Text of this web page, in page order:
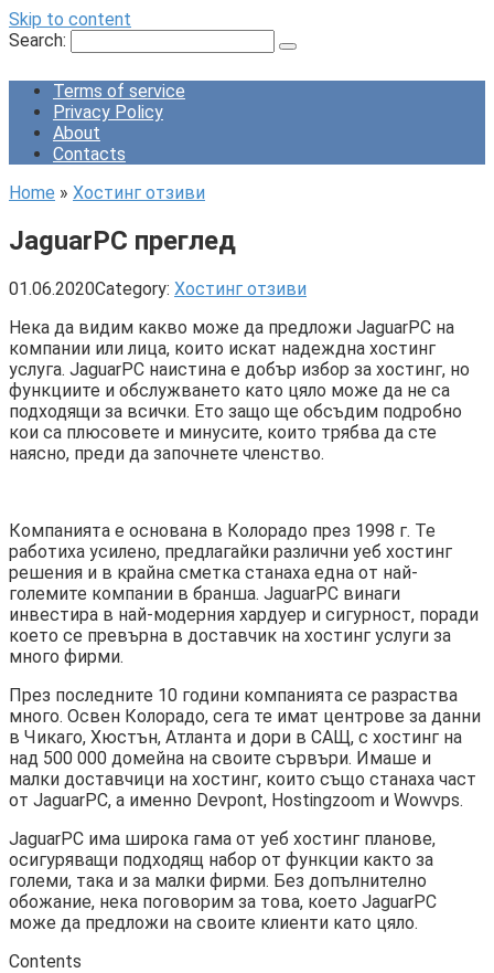
Skip to content
Search:
Terms of service
Privacy Policy
About
Contacts
Home » Хостинг отзиви
JaguarPC преглед
01.06.2020Category: Хостинг отзиви
Нека да видим какво може да предложи JaguarPC на
компании или лица, които искат надеждна хостинг
услуга. JaguarPC наистина е добър избор за хостинг, но
функциите и обслужването като цяло може да не са
подходящи за всички. Ето защо ще обсъдим подробно
кои са плюсовете и минусите, които трябва да сте
наясно, преди да започнете членство.
Компанията е основана в Колорадо през 1998 г. Те
работиха усилено, предлагайки различни уеб хостинг
решения и в крайна сметка станаха една от най-
големите компании в бранша. JaguarPC винаги
инвестира в най-модерния хардуер и сигурност, поради
което се превърна в доставчик на хостинг услуги за
много фирми.
През последните 10 години компанията се разраства
много. Освен Колорадо, сега те имат центрове за данни
в Чикаго, Хюстън, Атланта и дори в САЩ, с хостинг на
над 500 000 домейна на своите сървъри. Имаше и
малки доставчици на хостинг, които също станаха част
от JaguarPC, а именно Devpont, Hostingzoom и Wowvps.
JaguarPC има широка гама от уеб хостинг планове,
осигуряващи подходящ набор от функции както за
големи, така и за малки фирми. Без допълнително
обожание, нека поговорим за това, което JaguarPC
може да предложи на своите клиенти като цяло.
Contents